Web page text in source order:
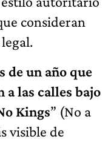
consideran
de un año que
a las calles bajo
Kings” (No a
visible de